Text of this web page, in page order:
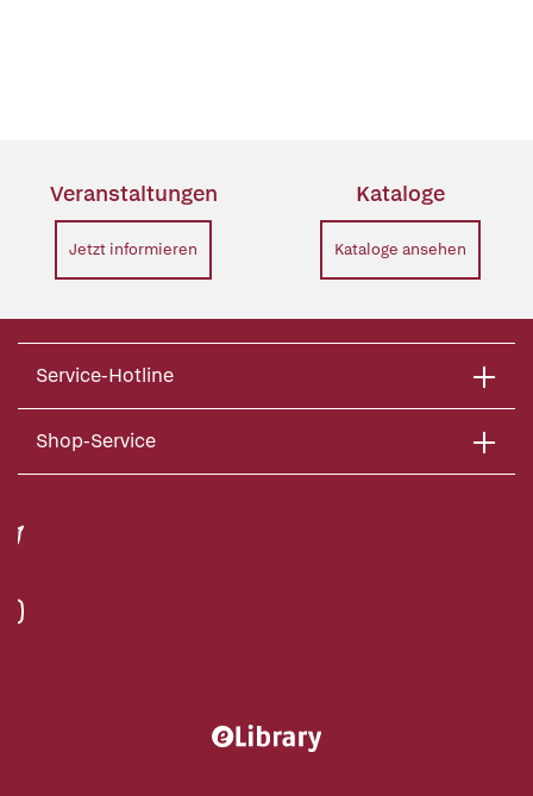
Veranstaltungen
Jetzt informieren
Kataloge
Kataloge ansehen
Service-Hotline
Shop-Service